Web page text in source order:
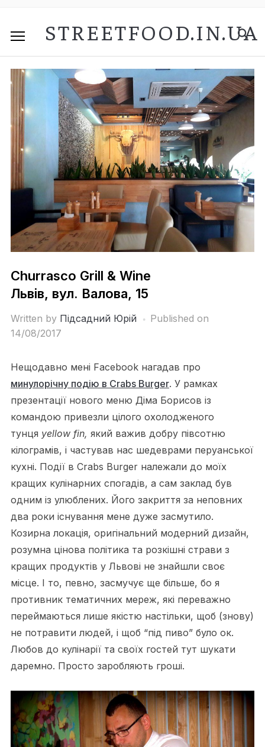
STREETFOOD.IN.UA
Churrasco Grill & Wine
Львів, вул. Валова, 15
Written by Підсадний Юрій
Published on
14/08/2017
Нещодавно мені Facebook нагадав про
минулорічну подію в Crabs Burger. У рамках
презентації нового меню Діма Борисов із
командою привезли цілого охолодженого
тунця yellow fin, який важив добру півсотню
кілограмів, і частував нас шедеврами перуанської
кухні. Події в Crabs Burger належали до моїх
кращих кулінарних спогадів, а сам заклад був
одним із улюблених. Його закриття за неповних
два роки існування мене дуже засмутило.
Козирна локація, оригінальний модерний дизайн,
розумна цінова політика та розкішні страви з
кращих продуктів у Львові не знайшли своє
місце. І то, певно, засмучує ще більше, бо я
противник тематичних мереж, які переважно
переймаються лише якістю настільки, щоб (знову)
не потравити людей, і щоб “під пиво” було ок.
Любов до кулінарії та своїх гостей тут шукати
даремно. Просто заробляють гроші.